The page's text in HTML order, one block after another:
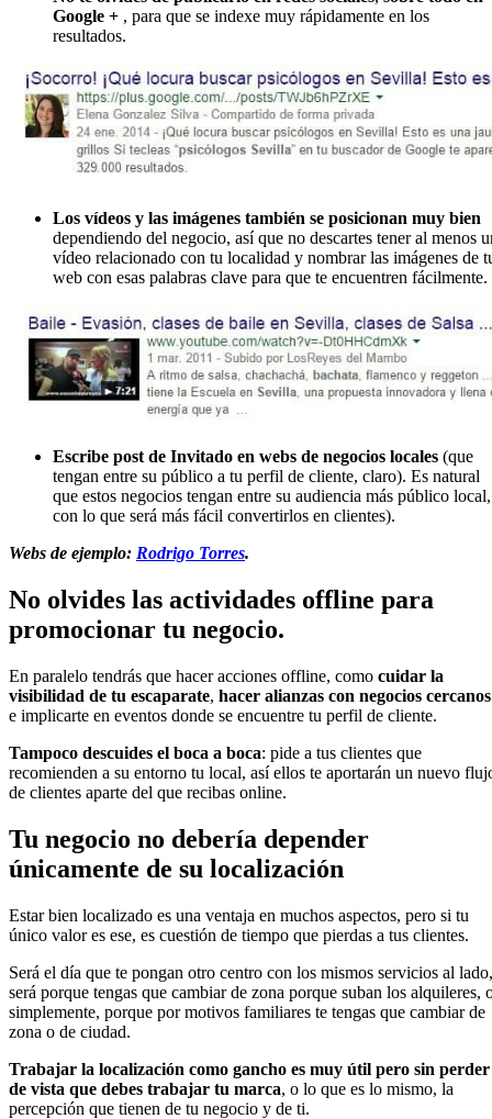
Google + , para que se indexe muy rápidamente en los
resultados.
Los vídeos y las imágenes también se posicionan muy bien
dependiendo del negocio, así que no descartes tener al menos
vídeo relacionado con tu localidad y nombrar las imágenes de
web con esas palabras clave para que te encuentren fácilmente.
Escribe post de Invitado en webs de negocios locales (que
tengan entre su público a tu perfil de cliente, claro). Es natural
que estos negocios tengan entre su audiencia más público local,
con lo que será más fácil convertirlos en clientes).
Webs de ejemplo: Rodrigo Torres.
No olvides las actividades offline para
promocionar tu negocio.
En paralelo tendrás que hacer acciones offline, como cuidar la
visibilidad de tu escaparate, hacer alianzas con negocios cercanos
e implicarte en eventos donde se encuentre tu perfil de cliente.
Tampoco descuides el boca a boca: pide a tus clientes que
recomienden a su entorno tu local, así ellos te aportarán un nuevo
de clientes aparte del que recibas online.
Tu negocio no debería depender
únicamente de su localización
Estar bien localizado es una ventaja en muchos aspectos, pero si tu
único valor es ese, es cuestión de tiempo que pierdas a tus clientes.
Será el día que te pongan otro centro con los mismos servicios al lado,
será porque tengas que cambiar de zona porque suban los alquileres,
simplemente, porque por motivos familiares te tengas que cambiar de
zona o de ciudad.
Trabajar la localización como gancho es muy útil pero sin perder
de vista que debes trabajar tu marca, o lo que es lo mismo, la
percepción que tienen de tu negocio y de ti.